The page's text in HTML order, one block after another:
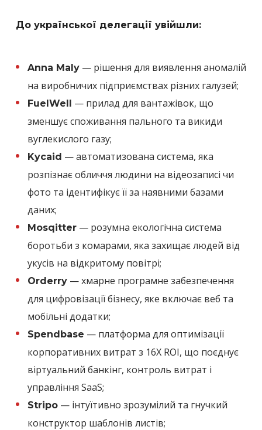
До української делегації увійшли:
Anna Maly — рішення для виявлення аномалій
на виробничих підприємствах різних галузей;
FuelWell — прилад для вантажівок, що
зменшує споживання пального та викиди
вуглекислого газу;
Kycaid — автоматизована система, яка
розпізнає обличчя людини на відеозаписі чи
фото та ідентифікує її за наявними базами
даних;
Mosqitter — розумна екологічна система
боротьби з комарами, яка захищає людей від
укусів на відкритому повітрі;
Orderry — хмарне програмне забезпечення
для цифровізації бізнесу, яке включає веб та
мобільні додатки;
Spendbase — платформа для оптимізації
корпоративних витрат з 16X ROI, що поєднує
віртуальний банкінг, контроль витрат і
управління SaaS;
Stripo — інтуїтивно зрозумілий та гнучкий
конструктор шаблонів листів;